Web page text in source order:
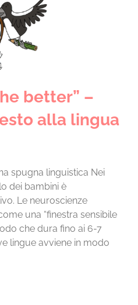
better” –
alla lingua
spugna linguistica Nei
dei bambini è
Le neuroscienze
una “finestra sensibile
che dura fino ai 6-7
lingue avviene in modo